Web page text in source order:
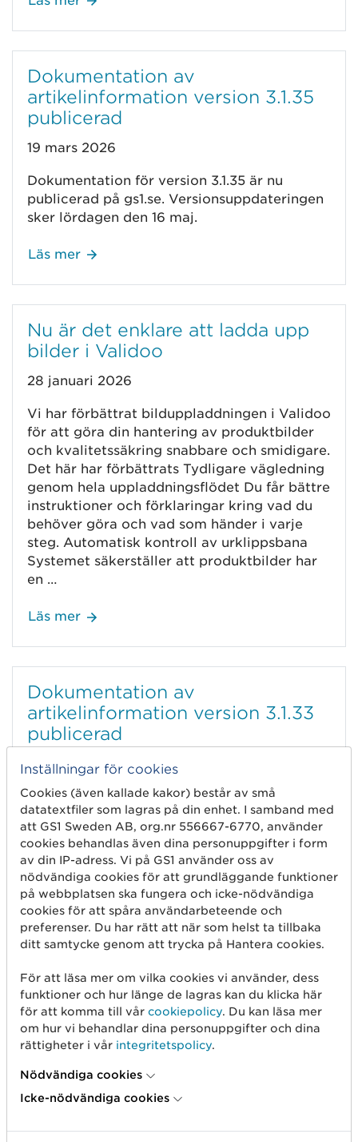
Dokumentation av
artikelinformation version 3.1.35
publicerad
19 mars 2026
Dokumentation för version 3.1.35 är nu
publicerad på gs1.se. Versionsuppdateringen
sker lördagen den 16 maj.
Läs mer
Nu är det enklare att ladda upp
bilder i Validoo
28 januari 2026
Vi har förbättrat bilduppladdningen i Validoo
för att göra din hantering av produktbilder
och kvalitetssäkring snabbare och smidigare.
Det här har förbättrats Tydligare vägledning
genom hela uppladdningsflödet Du får bättre
instruktioner och förklaringar kring vad du
behöver göra och vad som händer i varje
steg. Automatisk kontroll av urklippsbana
Systemet säkerställer att produktbilder har
en …
Läs mer
Dokumentation av
artikelinformation version 3.1.33
publicerad
19 september 2025
Dokumentation för version 3.1.33 är nu
publicerad på gs1.se. Versionsuppdateringen
sker lördagen den 15 november.
Läs mer
GS1 Artikelinformation
26 augusti 2025
Lördagen den 24:e augusti genomfördes
versionsuppdatering 3.1.32 av GDSN.
Läs mer
Inställningar för cookies
Cookies (även kallade kakor) består av små
datatextfiler som lagras på din enhet. I samband med
att GS1 Sweden AB, org.nr 556667-6770, använder
cookies behandlas även dina personuppgifter i form
av din IP-adress. Vi på GS1 använder oss av
nödvändiga cookies för att grundläggande funktioner
på webbplatsen ska fungera och icke-nödvändiga
cookies för att spåra användarbeteende och
preferenser. Du har rätt att när som helst ta tillbaka
ditt samtycke genom att trycka på Hantera cookies.
För att läsa mer om vilka cookies vi använder, dess
funktioner och hur länge de lagras kan du klicka här
för att komma till vår cookiepolicy. Du kan läsa mer
om hur vi behandlar dina personuppgifter och dina
rättigheter i vår integritetspolicy.
Nödvändiga cookies
Icke-nödvändiga cookies